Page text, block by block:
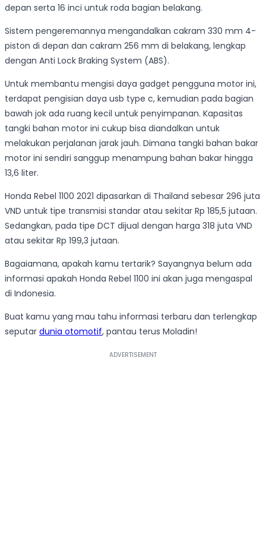
depan serta 16 inci untuk roda bagian belakang.
Sistem pengeremannya mengandalkan cakram 330 mm 4-
piston di depan dan cakram 256 mm di belakang, lengkap
dengan Anti Lock Braking System (ABS).
Untuk membantu mengisi daya gadget pengguna motor ini,
terdapat pengisian daya usb type c, kemudian pada bagian
bawah jok ada ruang kecil untuk penyimpanan. Kapasitas
tangki bahan motor ini cukup bisa diandalkan untuk
melakukan perjalanan jarak jauh. Dimana tangki bahan bakar
motor ini sendiri sanggup menampung bahan bakar hingga
13,6 liter.
Honda Rebel 1100 2021 dipasarkan di Thailand sebesar 296 juta
VND untuk tipe transmisi standar atau sekitar Rp 185,5 jutaan.
Sedangkan, pada tipe DCT dijual dengan harga 318 juta VND
atau sekitar Rp 199,3 jutaan.
Bagaiamana, apakah kamu tertarik? Sayangnya belum ada
informasi apakah Honda Rebel 1100 ini akan juga mengaspal
di Indonesia.
Buat kamu yang mau tahu informasi terbaru dan terlengkap
seputar dunia otomotif, pantau terus Moladin!